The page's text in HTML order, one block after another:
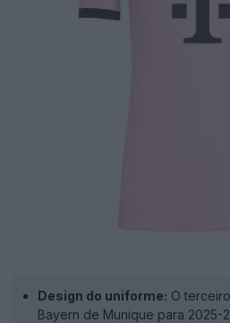
Design do uniforme: O
Bayern de Munique para 2025-